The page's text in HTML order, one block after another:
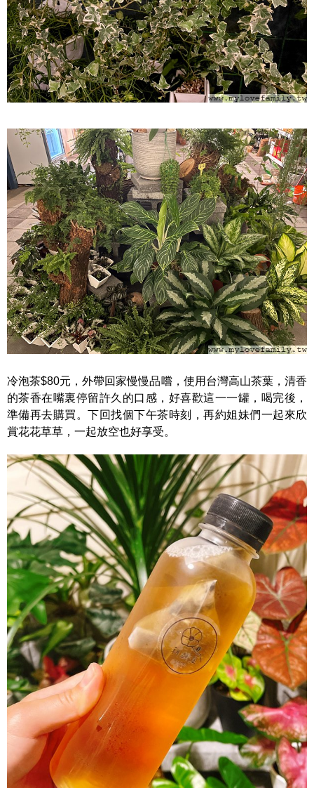
冷泡茶$80元，外帶回家慢慢品嚐，使用台灣高山茶葉，清香
的茶香在嘴裏停留許久的口感，好喜歡這一一罐，喝完後，
準備再去購買。下回找個下午茶時刻，再約姐妹們一起來欣
賞花花草草，一起放空也好享受。